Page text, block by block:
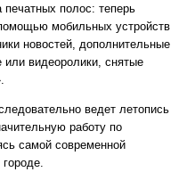
печатных полос: теперь
мобильных устройств
новостей, дополнительные
или видеоролики, снятые
ведет летопись
работу по
самой современной